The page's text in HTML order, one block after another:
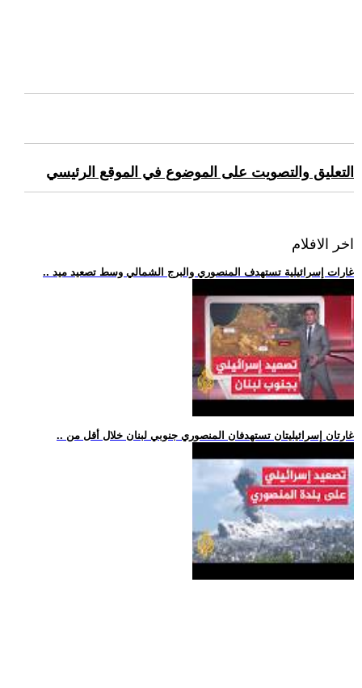
التعليق والتصويت على الموضوع في الموقع الرئيسي
اخر الافلام
.. غارات إسرائيلية تستهدف المنصوري والبرج الشمالي وسط تصعيد ميد
.. غارتان إسرائيليتان تستهدفان المنصوري جنوبي لبنان خلال أقل من